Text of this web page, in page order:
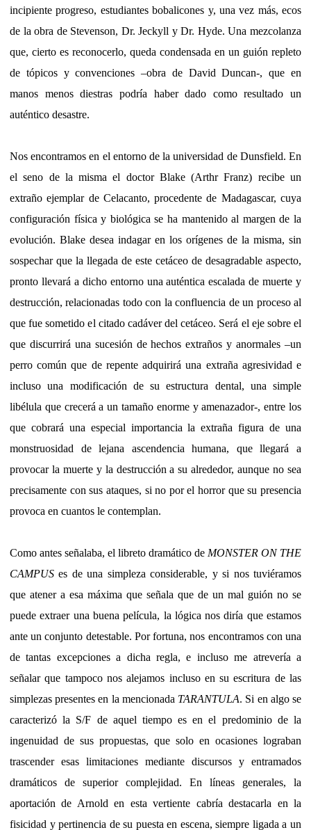
incipiente progreso, estudiantes bobalicones y, una vez más, ecos
de la obra de Stevenson, Dr. Jeckyll y Dr. Hyde. Una mezcolanza
que, cierto es reconocerlo, queda condensada en un guión repleto
de tópicos y convenciones –obra de David Duncan-, que en
manos menos diestras podría haber dado como resultado un
auténtico desastre.
Nos encontramos en el entorno de la universidad de Dunsfield. En
el seno de la misma el doctor Blake (Arthr Franz) recibe un
extraño ejemplar de Celacanto, procedente de Madagascar, cuya
configuración física y biológica se ha mantenido al margen de la
evolución. Blake desea indagar en los orígenes de la misma, sin
sospechar que la llegada de este cetáceo de desagradable aspecto,
pronto llevará a dicho entorno una auténtica escalada de muerte y
destrucción, relacionadas todo con la confluencia de un proceso al
que fue sometido el citado cadáver del cetáceo. Será el eje sobre el
que discurrirá una sucesión de hechos extraños y anormales –un
perro común que de repente adquirirá una extraña agresividad e
incluso una modificación de su estructura dental, una simple
libélula que crecerá a un tamaño enorme y amenazador-, entre los
que cobrará una especial importancia la extraña figura de una
monstruosidad de lejana ascendencia humana, que llegará a
provocar la muerte y la destrucción a su alrededor, aunque no sea
precisamente con sus ataques, si no por el horror que su presencia
provoca en cuantos le contemplan.
Como antes señalaba, el libreto dramático de MONSTER ON THE
CAMPUS es de una simpleza considerable, y si nos tuviéramos
que atener a esa máxima que señala que de un mal guión no se
puede extraer una buena película, la lógica nos diría que estamos
ante un conjunto detestable. Por fortuna, nos encontramos con una
de tantas excepciones a dicha regla, e incluso me atrevería a
señalar que tampoco nos alejamos incluso en su escritura de las
simplezas presentes en la mencionada TARANTULA. Si en algo se
caracterizó la S/F de aquel tiempo es en el predominio de la
ingenuidad de sus propuestas, que solo en ocasiones lograban
trascender esas limitaciones mediante discursos y entramados
dramáticos de superior complejidad. En líneas generales, la
aportación de Arnold en esta vertiente cabría destacarla en la
fisicidad y pertinencia de su puesta en escena, siempre ligada a un